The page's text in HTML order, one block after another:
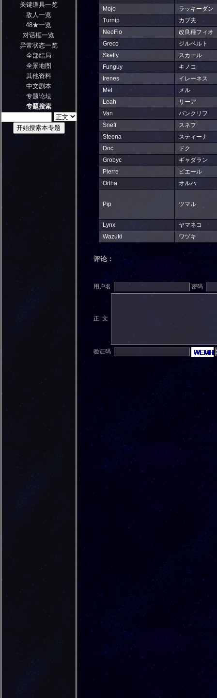
Mojo
ラッキーダン
Turnip
カブ夫
NeoFio
改良種フィオ
Greco
ジルベルト
Skelly
スカール
Funguy
キノコ
Irenes
イレーネス
Mel
メル
Leah
リーア
Van
バンクリフ
Sneff
スネフ
Steena
スティーナ
Doc
ドク
Grobyc
ギャダラン
Pierre
ピエール
Orlha
オルハ
Pip ツマル
Lynx
ヤマネコ
Wazuki
ワヅキ
评论：
用户名 密码
正 文
验证码
关键道具一览
敌人一览
48★一览
对话框一览
异常状态一览
全部结局
全景地图
其他资料
中文剧本
专题论坛
专题搜索